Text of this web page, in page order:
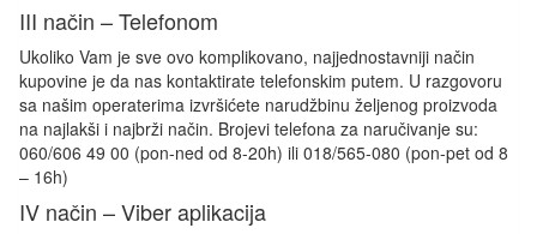
III način – Telefonom
Ukoliko Vam je sve ovo komplikovano, najjednostavniji način
kupovine je da nas kontaktirate telefonskim putem. U razgovoru
sa našim operaterima izvršićete narudžbinu željenog proizvoda
na najlakši i najbrži način. Brojevi telefona za naručivanje su:
060/606 49 00 (pon-ned od 8-20h) ili 018/565-080 (pon-pet od 8
– 16h)
IV način – Viber aplikacija